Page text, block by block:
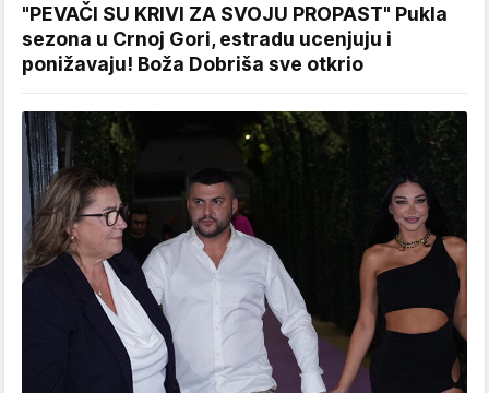
"PEVAČI SU KRIVI ZA SVOJU PROPAST" Pukla
sezona u Crnoj Gori, estradu ucenjuju i
ponižavaju! Boža Dobriša sve otkrio